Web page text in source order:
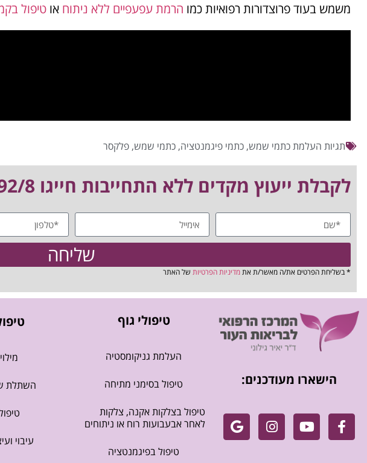
משמש בעוד פרוצדורות רפואיות כמו הרמת עפעפיים ללא ניתוח או טיפול
תגיות העלמת כתמי שמש, כתמי פיגמנטציה, כתמי שמש, פלקסר
לקבלת ייעוץ מקדים ללא התחייבות חייגו 03-5223092/8 או מלאו פרטים:
שליחה
* בשליחת הפרטים את/ה מאשר/ת אתמדיניות הפרטיות של האתר
הישארו מעודכנים:
טיפולי גוף
העלמת גניקומסטיה
טיפול בסימני מתיחה
טיפול בצלקות אקנה, צלקות
לאחר אבעבועות רוח או ניתוחים
טיפול בפיגמנטציה
השתלת
עיבוי